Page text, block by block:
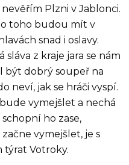
Plzni v Jablonci.
toho budou mít v
snad i oslavy.
z kraje jara se nám
být dobrý soupeř na
neví, jak se hráči vyspí.
vymejšlet a nechá
ho zase,
vymejšlet, je s
týrat Votroky.